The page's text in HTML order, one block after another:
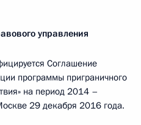
управления
Соглашение
программы приграничного
на период 2014 –
29 декабря 2016 года.